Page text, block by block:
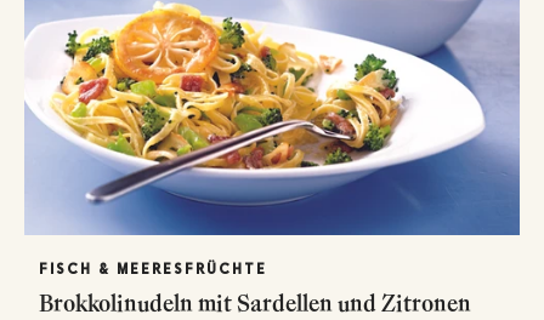
FISCH & MEERESFRÜCHTE
Brokkolinudeln mit Sardellen und Zitronen